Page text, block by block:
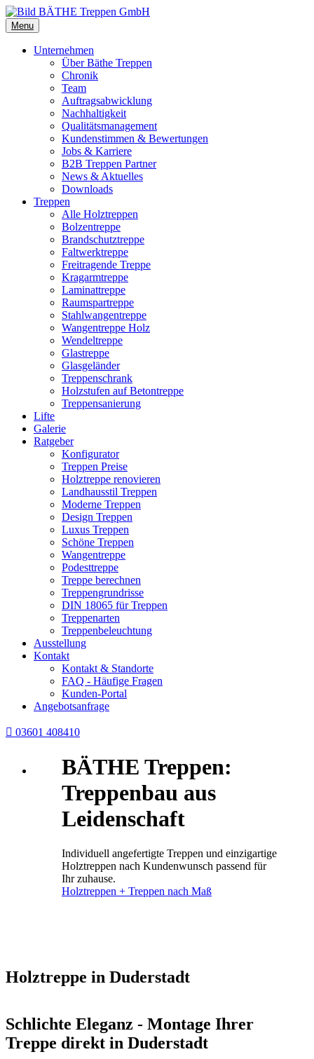
Menu
Unternehmen
Über Bäthe Treppen
Chronik
Team
Auftragsabwicklung
Nachhaltigkeit
Qualitätsmanagement
Kundenstimmen & Bewertungen
Jobs & Karriere
B2B Treppen Partner
News & Aktuelles
Downloads
Treppen
Alle Holztreppen
Bolzentreppe
Brandschutztreppe
Faltwerktreppe
Freitragende Treppe
Kragarmtreppe
Laminattreppe
Raumspartreppe
Stahlwangentreppe
Wangentreppe Holz
Wendeltreppe
Glastreppe
Glasgeländer
Treppenschrank
Holzstufen auf Betontreppe
Treppensanierung
Lifte
Galerie
Ratgeber
Konfigurator
Treppen Preise
Holztreppe renovieren
Landhausstil Treppen
Moderne Treppen
Design Treppen
Luxus Treppen
Schöne Treppen
Wangentreppe
Podesttreppe
Treppe berechnen
Treppengrundrisse
DIN 18065 für Treppen
Treppenarten
Treppenbeleuchtung
Ausstellung
Kontakt
Kontakt & Standorte
FAQ - Häufige Fragen
Kunden-Portal
Angebotsanfrage
 03601 408410
BÄTHE Treppen:
Treppenbau aus
Leidenschaft
Individuell angefertigte Treppen und einzigartige
Holztreppen nach Kundenwunsch passend für
Ihr zuhause.
Holztreppen + Treppen nach Maß
Holztreppe in Duderstadt
Schlichte Eleganz - Montage Ihrer
Treppe direkt in Duderstadt